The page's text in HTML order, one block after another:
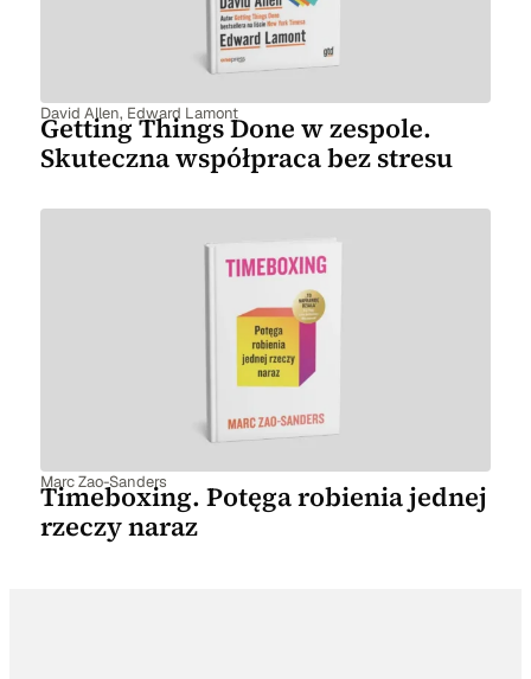
David Allen, Edward Lamont
Getting Things Done w zespole.
Skuteczna współpraca bez stresu
Marc Zao-Sanders
Timeboxing. Potęga robienia jednej
rzeczy naraz